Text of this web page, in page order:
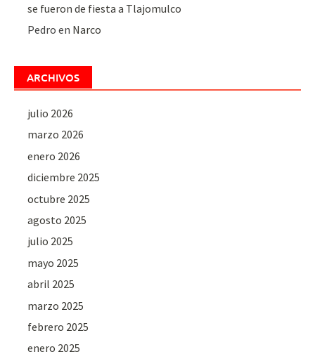
se fueron de fiesta a Tlajomulco
Pedro en Narco
ARCHIVOS
julio 2026
marzo 2026
enero 2026
diciembre 2025
octubre 2025
agosto 2025
julio 2025
mayo 2025
abril 2025
marzo 2025
febrero 2025
enero 2025